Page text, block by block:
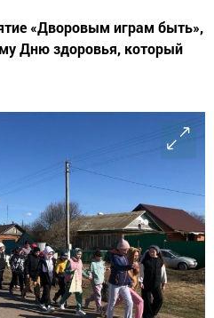
«Дворовым играм быть»,
Дню здоровья, который